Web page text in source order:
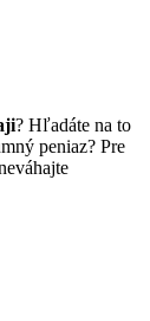
? Hľadáte na to
peniaz? Pre